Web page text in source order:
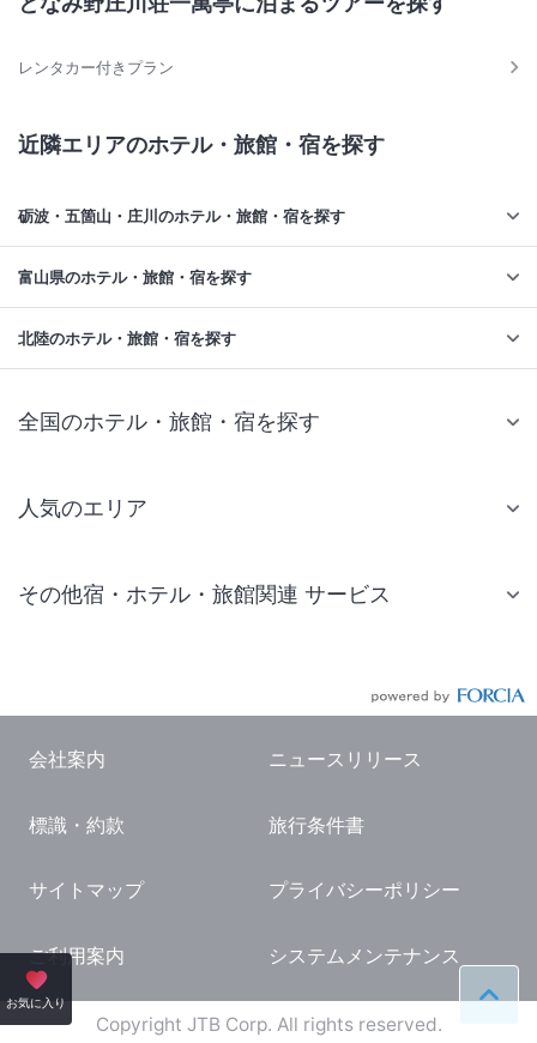
お気に入り ペー
レンタカー付きプラン
近隣エリアのホテル・旅館・宿を探す
砺波・五箇山・庄川のホテル・旅館・宿を探す
富山県のホテル・旅館・宿を探す
北陸のホテル・旅館・宿を探す
全国のホテル・旅館・宿を探す
人気のエリア
仙台 ホテル
東京ドーム ホテル
横浜 ホテル
熱海 ホテル
京都 ホテル
大阪 ホテル
その他宿・ホテル・旅館関連 サービス
国内観光ガイド
旅行・観光情報
会社案内 ニュースリリース
標識・約款 旅行条件書
サイトマップ プライバシーポリシー
ご利用案内 システムメンテナンス
Copyright JTB Corp. All rights reserved.